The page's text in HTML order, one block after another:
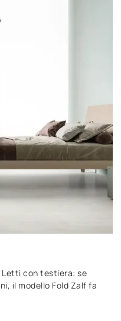
con testiera: se
il modello Fold Zalf fa